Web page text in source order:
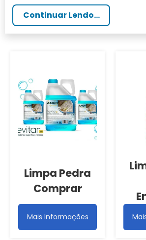
Continuar Lendo...
Limpa Pedra
Comprar
Mais Informações